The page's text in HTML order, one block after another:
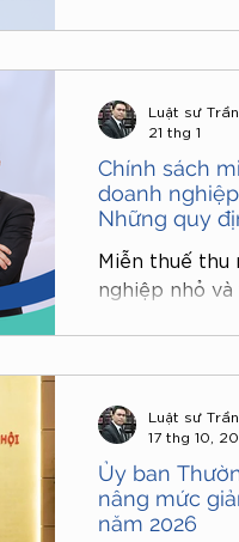
tài sản chung
Chính sách
doanh
Những quy
Miễn thuế thu
nghiệp nhỏ
chế, chính
đó có quy
doanh nghiệp
Luật sư
21 thg 1
Ủy ban
nâng mức
năm 2026
Luật sư
17 thg 10,